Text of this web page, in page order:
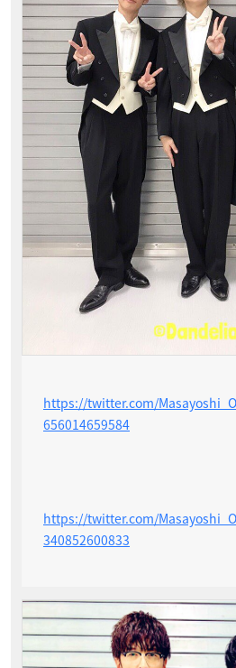
https://twitter.com/
656014659584
https://twitter.com/
340852600833